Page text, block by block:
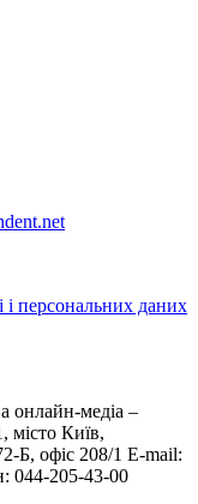
і персональних даних
онлайн-медіа –
місто Київ,
офіс 208/1 E-mail:
044-205-43-00